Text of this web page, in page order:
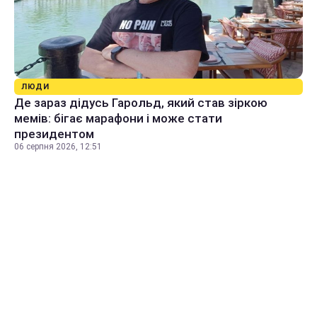
ЛЮДИ
Де зараз дідусь Гарольд, який став зіркою
мемів: бігає марафони і може стати
президентом
06 серпня 2026, 12:51